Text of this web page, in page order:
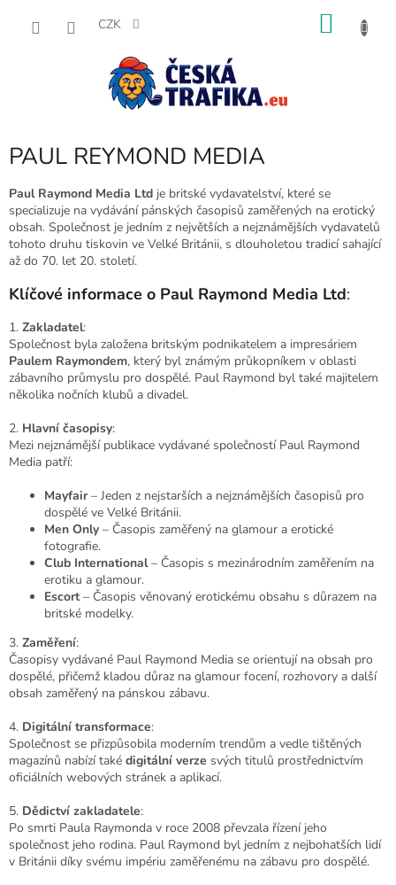
CZK
PAUL REYMOND MEDIA
Paul Raymond Media Ltd je britské vydavatelství, které se
specializuje na vydávání pánských časopisů zaměřených na erotický
obsah. Společnost je jedním z největších a nejznámějších vydavatelů
tohoto druhu tiskovin ve Velké Británii, s dlouholetou tradicí sahající
až do 70. let 20. století.
Klíčové informace o Paul Raymond Media Ltd:
1. Zakladatel:
Společnost byla založena britským podnikatelem a impresáriem
Paulem Raymondem, který byl známým průkopníkem v oblasti
zábavního průmyslu pro dospělé. Paul Raymond byl také majitelem
několika nočních klubů a divadel.
2. Hlavní časopisy:
Mezi nejznámější publikace vydávané společností Paul Raymond
Media patří:
Mayfair– Jeden z nejstarších a nejznámějších časopisů pro
dospělé ve Velké Británii.
Men Only – Časopis zaměřený na glamour a erotické
fotografie.
Club International– Časopis s mezinárodním zaměřením na
erotiku a glamour.
Escort– Časopis věnovaný erotickému obsahu s důrazem na
britské modelky.
3. Zaměření:
Časopisy vydávané Paul Raymond Media se orientují na obsah pro
dospělé, přičemž kladou důraz na glamour focení, rozhovory a další
obsah zaměřený na pánskou zábavu.
4. Digitální transformace:
Společnost se přizpůsobila moderním trendům a vedle tištěných
magazínů nabízí také digitální verze svých titulů prostřednictvím
oficiálních webových stránek a aplikací.
5. Dědictví zakladatele:
Po smrti Paula Raymonda v roce 2008 převzala řízení jeho
společnost jeho rodina. Paul Raymond byl jedním z nejbohatších lidí
v Británii díky svému impériu zaměřenému na zábavu pro dospělé.